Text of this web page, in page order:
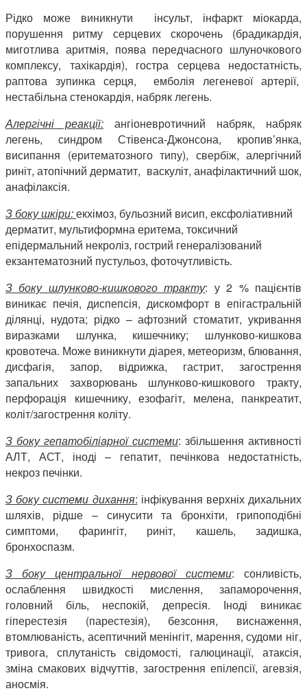
Рідко може виникнути інсульт, інфаркт міокарда,
порушення ритму серцевих скорочень (брадикардія,
миготлива аритмія, поява передчасного шлуночкового
комплексу, тахікардія), гостра серцева недостатність,
раптова зупинка серця, емболія легеневої артерії,
нестабільна стенокардія, набряк легень.
Алергічні реакції: ангіоневротичний набряк, набряк
легень, синдром Стівенса-Джонсона, кропив’янка,
висипання (еритематозного типу), свербіж, алергічний
риніт, атопічний дерматит, васкуліт, анафілактичний шок,
анафілаксія.
З боку шкіри:екхімоз, бульозний висип, ексфоліативний
дерматит, мультиформна еритема, токсичний
епідермальний некроліз, гострий генералізований
екзантематозний пустульоз, фоточутливість.
З боку шлунково-кишкового тракту: у 2 % пацієнтів
виникає печія, диспепсія, дискомфорт в епігастральній
ділянці, нудота; рідко – афтозний стоматит, укривання
виразками шлунка, кишечнику; шлунково-кишкова
кровотеча. Може виникнути діарея, метеоризм, блювання,
дисфагія, запор, відрижка, гастрит, загострення
запальних захворювань шлунково-кишкового тракту,
перфорація кишечнику, езофагіт, мелена, панкреатит,
коліт/загострення коліту.
З боку гепатобіліарної системи: збільшення активності
АЛТ, АСТ, іноді – гепатит, печінкова недостатність,
некроз печінки.
З боку системи дихання: інфікування верхніх дихальних
шляхів, рідше – синусити та бронхіти, грипоподібні
симптоми, фарингіт, риніт, кашель, задишка,
бронхоспазм.
З боку центральної нервової системи: сонливість,
ослаблення швидкості мислення, запаморочення,
головний біль, неспокій, депресія. Іноді виникає
гіперестезія (парестезія), безсоння, виснаження,
втомлюваність, асептичний менінгіт, марення, судоми ніг,
тривога, сплутаність свідомості, галюцинації, атаксія,
зміна смакових відчуттів, загострення епілепсії, агевзія,
аносмія.